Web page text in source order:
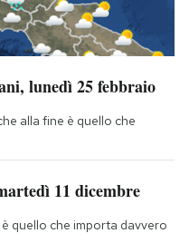
lunedì 25 febbraio
alla fine è quello che
11 dicembre
quello che importa davvero